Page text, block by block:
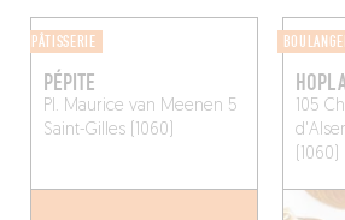
PÂTISSERIE
PÉPITE
Pl. Maurice van Meenen 5
Saint-Gilles (1060)
105
(1060)